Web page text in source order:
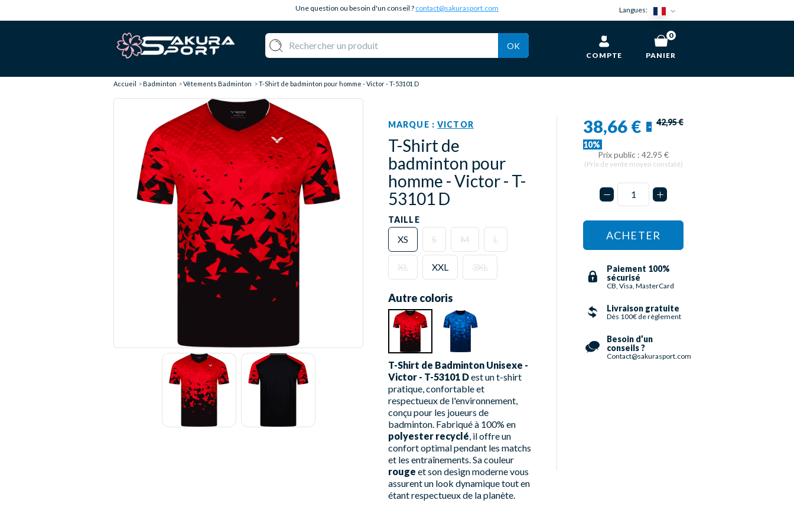
Une question ou besoin d'un conseil ? contact@sakurasport.com Langues:
OK
COMPTE PANIER
0
Accueil Badminton Vêtements Badminton T-Shirt de badminton pour homme - Victor - T-53101 D
MARQUE :VICTOR
T-Shirt de
badminton pour
homme - Victor - T-
53101 D
TAILLE
XS S M L
XL XXL 3XL
Autre coloris
T-Shirt de Badminton Unisexe -
Victor - T-53101 Dest un t-shirt
pratique, confortable et
respectueux de l'environnement,
conçu pour les joueurs de
badminton. Fabriqué à 100% en
polyester recyclé, il offre un
confort optimal pendant les matchs
et les entraînements. Sa couleur
rouge et son design moderne vous
assurent un look dynamique tout en
étant respectueux de la planète.
38,66 €
-
10%
42,95 €
Prix public : 42.95 €
(Prix de vente moyen constaté)
ACHETER
Paiement 100%
sécurisé
CB, Visa, MasterCard
Livraison gratuite
Dès 100€ de règlement
Besoin d’un
conseils ?
Contact@sakurasport.com